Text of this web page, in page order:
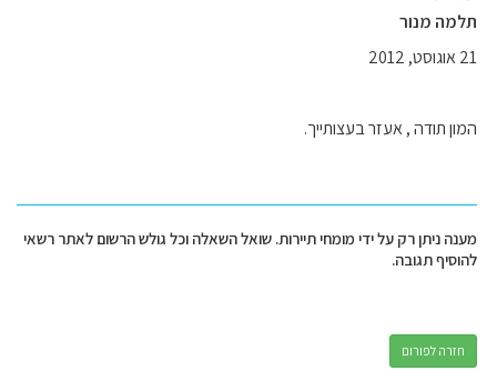
תלמה מנור
21 אוגוסט, 2012
המון תודה , אעזר בעצותייך.
מענה ניתן רק על ידי מומחי תיירות. שואל השאלה וכל גולש הרשום לאתר רשאי
להוסיף תגובה.
חזרה לפורום